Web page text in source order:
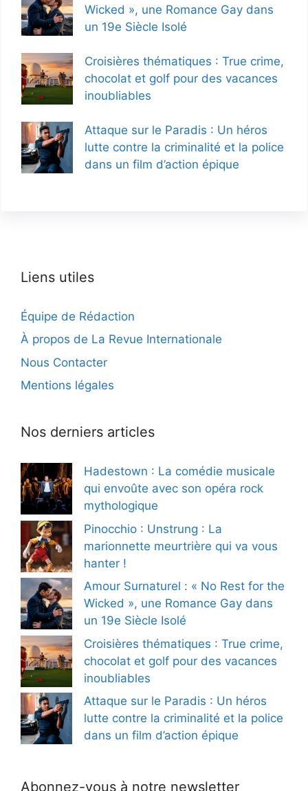
Wicked », une Romance Gay dans
un 19e Siècle Isolé
Croisières thématiques : True crime,
chocolat et golf pour des vacances
inoubliables
Attaque sur le Paradis : Un héros
lutte contre la criminalité et la police
dans un film d’action épique
Liens utiles
Équipe de Rédaction
À propos de La Revue Internationale
Nous Contacter
Mentions légales
Nos derniers articles
Hadestown : La comédie musicale
qui envoûte avec son opéra rock
mythologique
Pinocchio : Unstrung : La
marionnette meurtrière qui va vous
hanter !
Amour Surnaturel : « No Rest for the
Wicked », une Romance Gay dans
un 19e Siècle Isolé
Croisières thématiques : True crime,
chocolat et golf pour des vacances
inoubliables
Attaque sur le Paradis : Un héros
lutte contre la criminalité et la police
dans un film d’action épique
Abonnez-vous à notre newsletter